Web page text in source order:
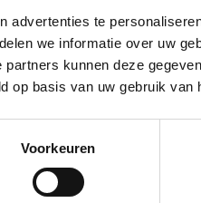
advertenties te
we informatie over uw
kunnen deze
op basis van uw gebruik van
Voorkeuren